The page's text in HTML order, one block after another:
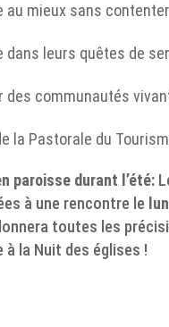
au mieux sans
dans leurs quêtes de
des communautés
la Pastorale du
paroisse durant l’été:
à une rencontre le
toutes les
à la Nuit des églises !